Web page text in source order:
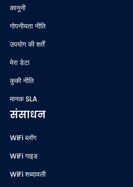
कानूनी
गोपनीयता नीति
उपयोग की शर्तें
मेरा डेटा
कुकी नीति
मानक SLA
संसाधन
WiFi ब्लॉग
WiFi गाइड
WiFi शब्दावली